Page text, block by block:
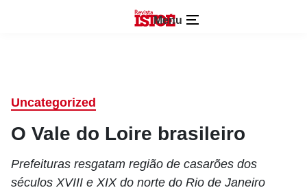
Menu
Uncategorized
O Vale do Loire brasileiro
Prefeituras resgatam região de casarões dos
séculos XVIII e XIX do norte do Rio de Janeiro